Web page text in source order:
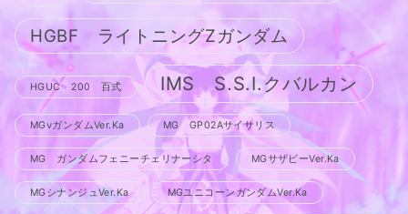
HGBF ライトニングZガンダム
HGUC 200 百式 IMS S.S.I.クバルカン
MGνガンダムVer.Ka MG GP02Aサイサリス
MG ガンダムフェニーチェリナーシタ MGサザビーVer.Ka
MGシナンジュVer.Ka MGユニコーンガンダムVer.Ka